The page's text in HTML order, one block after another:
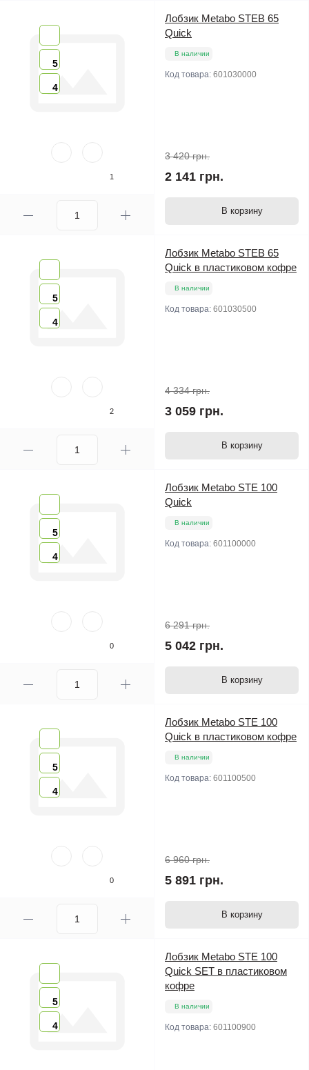
5
4
1
Лобзик Metabo STEB 65
Quick
В наличии
Код товара: 601030000
3 420 грн.
2 141 грн.
В корзину
5
4
2
Лобзик Metabo STEB 65
Quick в пластиковом кофре
В наличии
Код товара: 601030500
4 334 грн.
3 059 грн.
В корзину
5
4
0
Лобзик Metabo STE 100
Quick
В наличии
Код товара: 601100000
6 291 грн.
5 042 грн.
В корзину
5
4
0
Лобзик Metabo STE 100
Quick в пластиковом кофре
В наличии
Код товара: 601100500
6 960 грн.
5 891 грн.
В корзину
5
4
Лобзик Metabo STE 100
Quick SET в пластиковом
кофре
В наличии
Код товара: 601100900